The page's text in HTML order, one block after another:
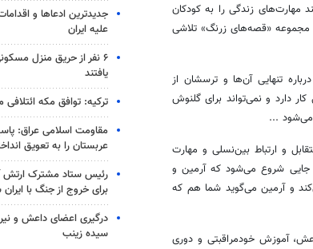
مهارت‌های زندگی را به کودکان
مجموعه‌ «قصه‌های زرنگ» تلاشی
تنهایی آن‌ها و ترسشان از
دارد و نمی‌تواند برای گلنوش
می‌شود ...
و ارتباط بین‌نسلی و مهارت
جایی شروع می‌شود که آرمین و
و آرمین می‌گوید شما هم که
آموزش خودمراقبتی و دوری
جدیدترین ادعاها و
علیه ایران
۶ نفر از حریق منزل
یافتند
ترکیه: توافق مکه ائتلافی
مقاومت اسلامی عراق:
عربستان را به تعویق
رئیس ستاد مشترک ارتش
برای خروج از جنگ با
درگیری اعضای داعش و
سیده زینب